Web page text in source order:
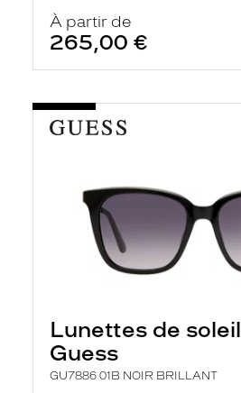
À partir de
265,00 €
Lunettes de soleil
Guess
GU7886 01B NOIR BRILLANT